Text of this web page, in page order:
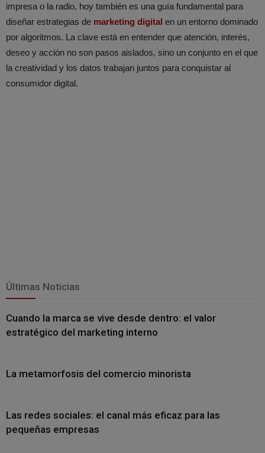
impresa o la radio, hoy también es una guía fundamental para
diseñar estrategias de marketing digital en un entorno dominado
por algoritmos. La clave está en entender que atención, interés,
deseo y acción no son pasos aislados, sino un conjunto en el que
la creatividad y los datos trabajan juntos para conquistar al
consumidor digital.
Últimas Noticias
Cuando la marca se vive desde dentro: el valor
estratégico del marketing interno
La metamorfosis del comercio minorista
Las redes sociales: el canal más eficaz para las
pequeñas empresas